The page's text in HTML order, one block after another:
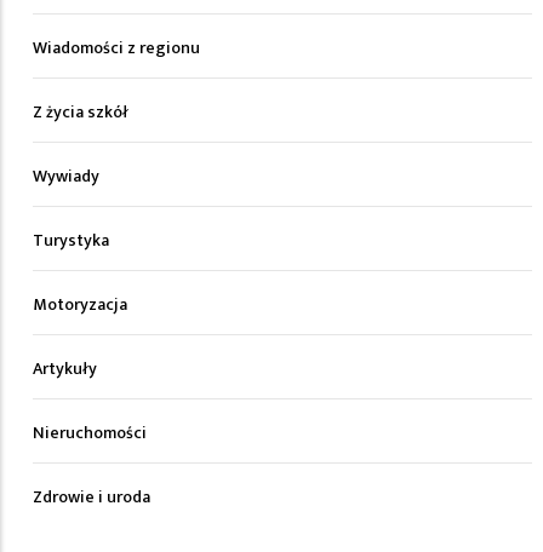
Wiadomości z regionu
Z życia szkół
Wywiady
Turystyka
Motoryzacja
Artykuły
Nieruchomości
Zdrowie i uroda